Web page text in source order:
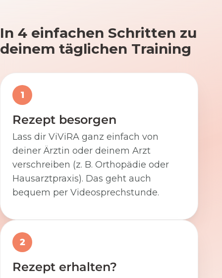
In 4 einfachen Schritten zu
deinem täglichen Training
1
Rezept besorgen
Lass dir ViViRA ganz einfach von
deiner Ärztin oder deinem Arzt
verschreiben (z. B. Orthopädie oder
Hausarztpraxis). Das geht auch
bequem per Videosprechstunde.
2
Rezept erhalten?